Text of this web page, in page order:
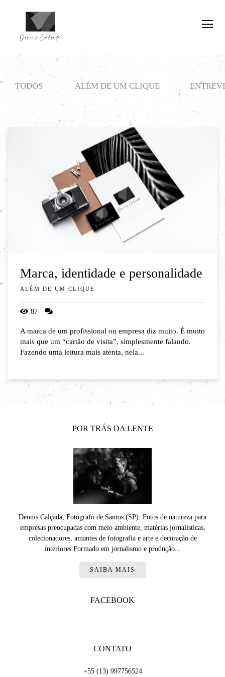
TODOS ALÉM DE UM CLIQUE
Marca, identidade e personalidade
ALÉM DE UM CLIQUE
87
A marca de um profissional ou empresa diz muito. É muito
mais que um “cartão de visita”, simplesmente falando.
Fazendo uma leitura mais atenta, nela...
POR TRÁS DA LENTE
Dennis Calçada, Fotógrafo de Santos (SP). Fotos de natureza para
empresas preocupadas com meio ambiente, matérias jornalísticas,
colecionadores, amantes de fotografia e arte e decoração de
interiores.Formado em jornalismo e produção...
SAIBA MAIS
FACEBOOK
CONTATO
+55 (13) 997756524